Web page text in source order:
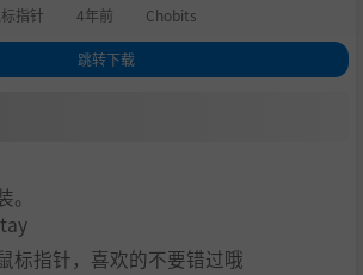
指针 4年前 Chobits
跳转下载
标指针，喜欢的不要错过哦